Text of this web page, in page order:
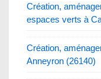
Création,
espaces verts à
Création,
Anneyron (26140)